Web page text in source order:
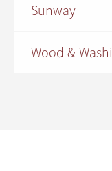
Sunway
Wood & Washi